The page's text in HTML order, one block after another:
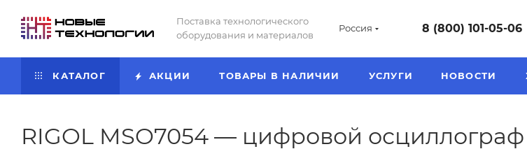
Поставка технологического
оборудования и материалов
Россия 8 (800) 101-05-06
КАТАЛОГ АКЦИИ ТОВАРЫ В НАЛИЧИИ УСЛУГИ НОВОСТИ
RIGOL MSO7054 — цифровой